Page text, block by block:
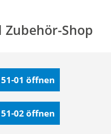
Zubehör-Shop
01 öffnen
02öffnen